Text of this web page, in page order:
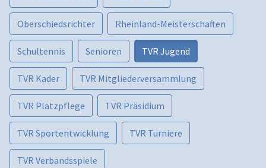
Oberschiedsrichter Rheinland-Meisterschaften
Schultennis Senioren TVR Jugend
TVR Kader TVR Mitgliederversammlung
TVR Platzpflege TVR Präsidium
TVR Sportentwicklung TVR Turniere
TVR Verbandsspiele